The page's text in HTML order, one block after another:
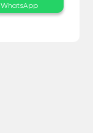
WhatsApp